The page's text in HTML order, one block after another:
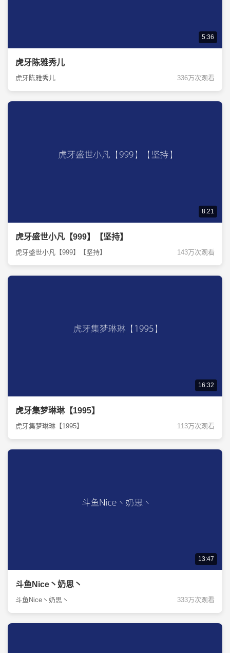
5:36
虎牙陈雅秀儿
虎牙陈雅秀儿 336万次观看
8:21
虎牙盛世小凡【999】【坚持】
虎牙盛世小凡【999】【坚持】 143万次观看
16:32
虎牙集梦琳琳【1995】
虎牙集梦琳琳【1995】 113万次观看
13:47
斗鱼Nice丶奶思丶
斗鱼Nice丶奶思丶 333万次观看